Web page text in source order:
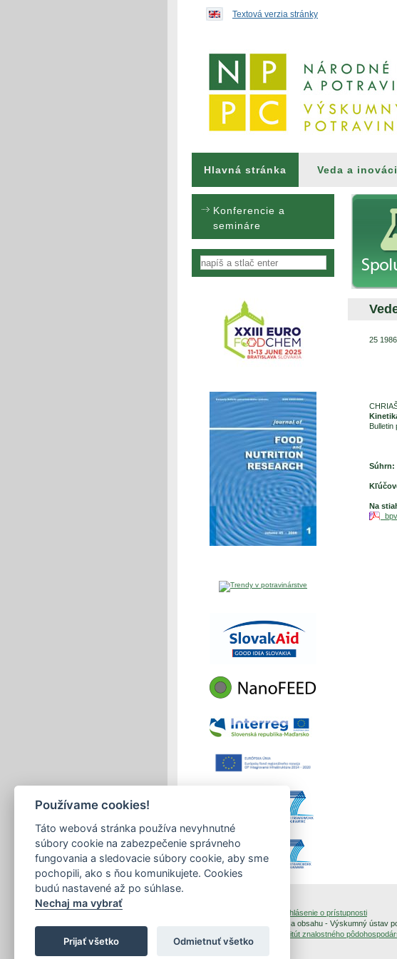
Textová verzia stránky
Hlavná stránka Veda a
Konferencie a
semináre
Vyhľadávanie
25 1986
Súhrn:
Na
Vyhlásenie o prístupnosti
Copyright © 2026 Správca obsahu - Výskumný ústav
Inštitút znalostného
Používame cookies!
Táto webová stránka používa nevyhnutné
súbory cookie na zabezpečenie správneho
fungovania a sledovacie súbory cookie, aby sme
pochopili, ako s ňou komunikujete. Cookies
budú nastavené až po súhlase.
Nechaj ma vybrať
Prijať všetko Odmietnuť všetko